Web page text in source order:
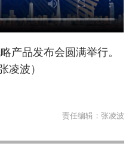
产品发布会圆满举行。
凌波）
责任编辑： 张凌波